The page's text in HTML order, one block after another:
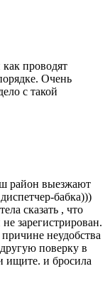
проводят
Очень
с такой
район выезжают
бабка)))
сказать , что
зарегистрирован.
неудобства
поверку в
ищите. и бросила